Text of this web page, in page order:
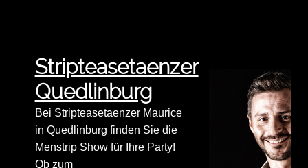
Stripteasetaenzer
Quedlinburg
Bei Stripteasetaenzer Maurice
in Quedlinburg finden Sie die
Menstrip Show für Ihre Party!
Ob zum